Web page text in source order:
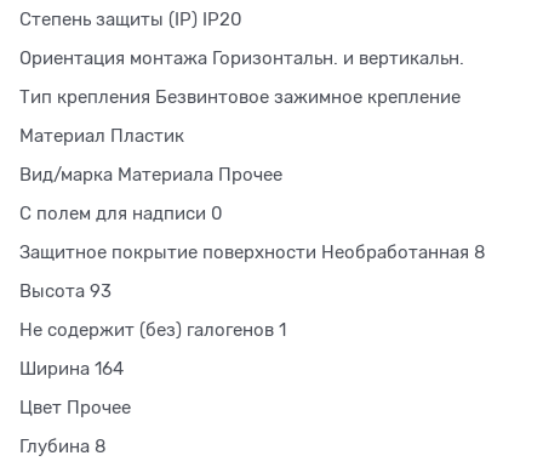
Степень защиты (IP) IP20
Ориентация монтажа Горизонтальн. и вертикальн.
Тип крепления Безвинтовое зажимное крепление
Материал Пластик
Вид/марка Материала Прочее
С полем для надписи 0
Защитное покрытие поверхности Необработанная 8
Высота 93
Не содержит (без) галогенов 1
Ширина 164
Цвет Прочее
Глубина 8